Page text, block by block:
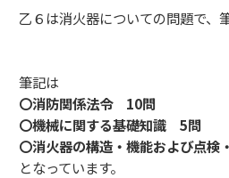
乙６は消火器についての問題で、
筆記は
〇消防関係法令 10問
〇機械に関する基礎知識 5問
〇消火器の構造・機能および点
となっています。